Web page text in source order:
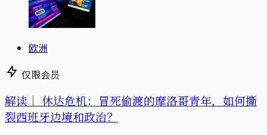
欧洲
仅限会员
解读｜ 休达危机：冒死偷渡的摩洛哥青年，如何撕
裂西班牙边境和政治？